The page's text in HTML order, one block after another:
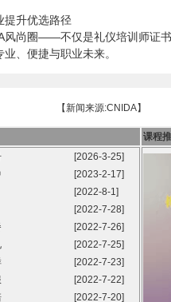
提升优选路径
风尚圈——不仅是礼仪培训师证
、便捷与职业未来。
【新闻来源:CNIDA】
课程
[2026-3-25]
[2023-2-17]
[2022-8-1]
[2022-7-28]
[2022-7-26]
[2022-7-25]
[2022-7-23]
[2022-7-22]
[2022-7-20]